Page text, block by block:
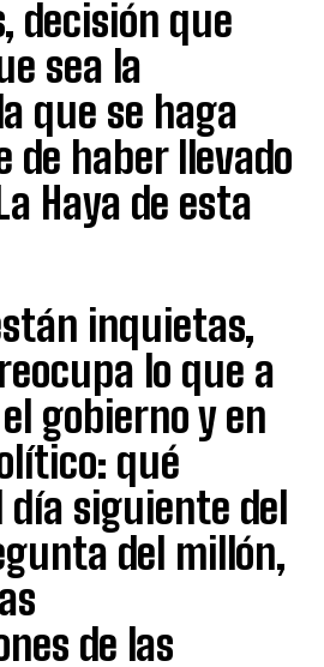
decisión que
sea la
que se haga
de haber llevado
Haya de esta
inquietas,
lo que a
gobierno y en
qué
siguiente del
del millón,
de las